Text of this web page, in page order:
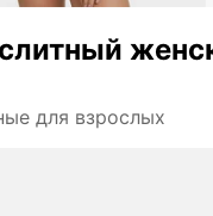
для взрослых